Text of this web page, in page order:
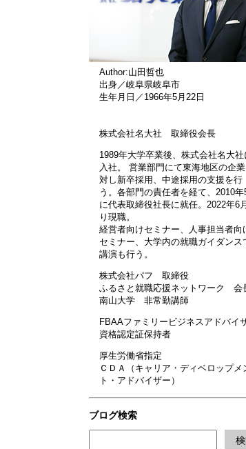
Author:山田哲也
出身／岐阜県岐阜市
生年月日／1966年5月22日
株式会社名大社 取締役会長
1989年大学卒業後、株式会社名大社
入社。 営業部門にて東海地区の企
対し新卒採用、中途採用の支援を行
う。各部門の責任者を経て、2010年
に代表取締役社長に就任。2022年6
り現職。
経営者向けセミナー、人事担当者向
セミナー、大学内の就職ガイダンス
講演も行う。
株式会社パフ 取締役
ふるさと就職応援ネットワーク 会
南山大学 非常勤講師
FBAAファミリービジネスアドバイ
資格認定証保持者
厚生労働省指定
ＣＤＡ（キャリア・ディベロップメ
ト・アドバイザー）
ブログ検索